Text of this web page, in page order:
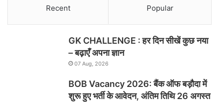
Recent Popular
GK CHALLENGE : हर दिन सीखें कुछ नया
– बढ़ाएँ अपना ज्ञान
07 Aug, 2026
BOB Vacancy 2026: बैंक ऑफ बड़ौदा में
शुरू हुए भर्ती के आवेदन, अंतिम तिथि 26 अगस्त